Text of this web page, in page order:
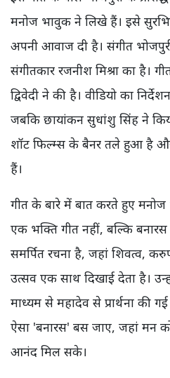
मनोज भावुक ने लिखे हैं। इसे
अपनी आवाज दी है। संगीत
संगीतकार रजनीश मिश्रा का है।
द्विवेदी ने की है। वीडियो का
जबकि छायांकन सुधांशु सिंह ने
शॉट फिल्म्स के बैनर तले हुआ है और
हैं।
गीत के बारे में बात करते हुए
एक भक्ति गीत नहीं, बल्कि
समर्पित रचना है, जहां शिवत्व,
उत्सव एक साथ दिखाई देता है।
माध्यम से महादेव से प्रार्थना की
ऐसा 'बनारस' बस जाए, जहां मन
आनंद मिल सके।